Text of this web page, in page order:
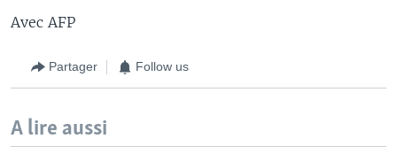
Avec AFP
Partager Follow us
A lire aussi